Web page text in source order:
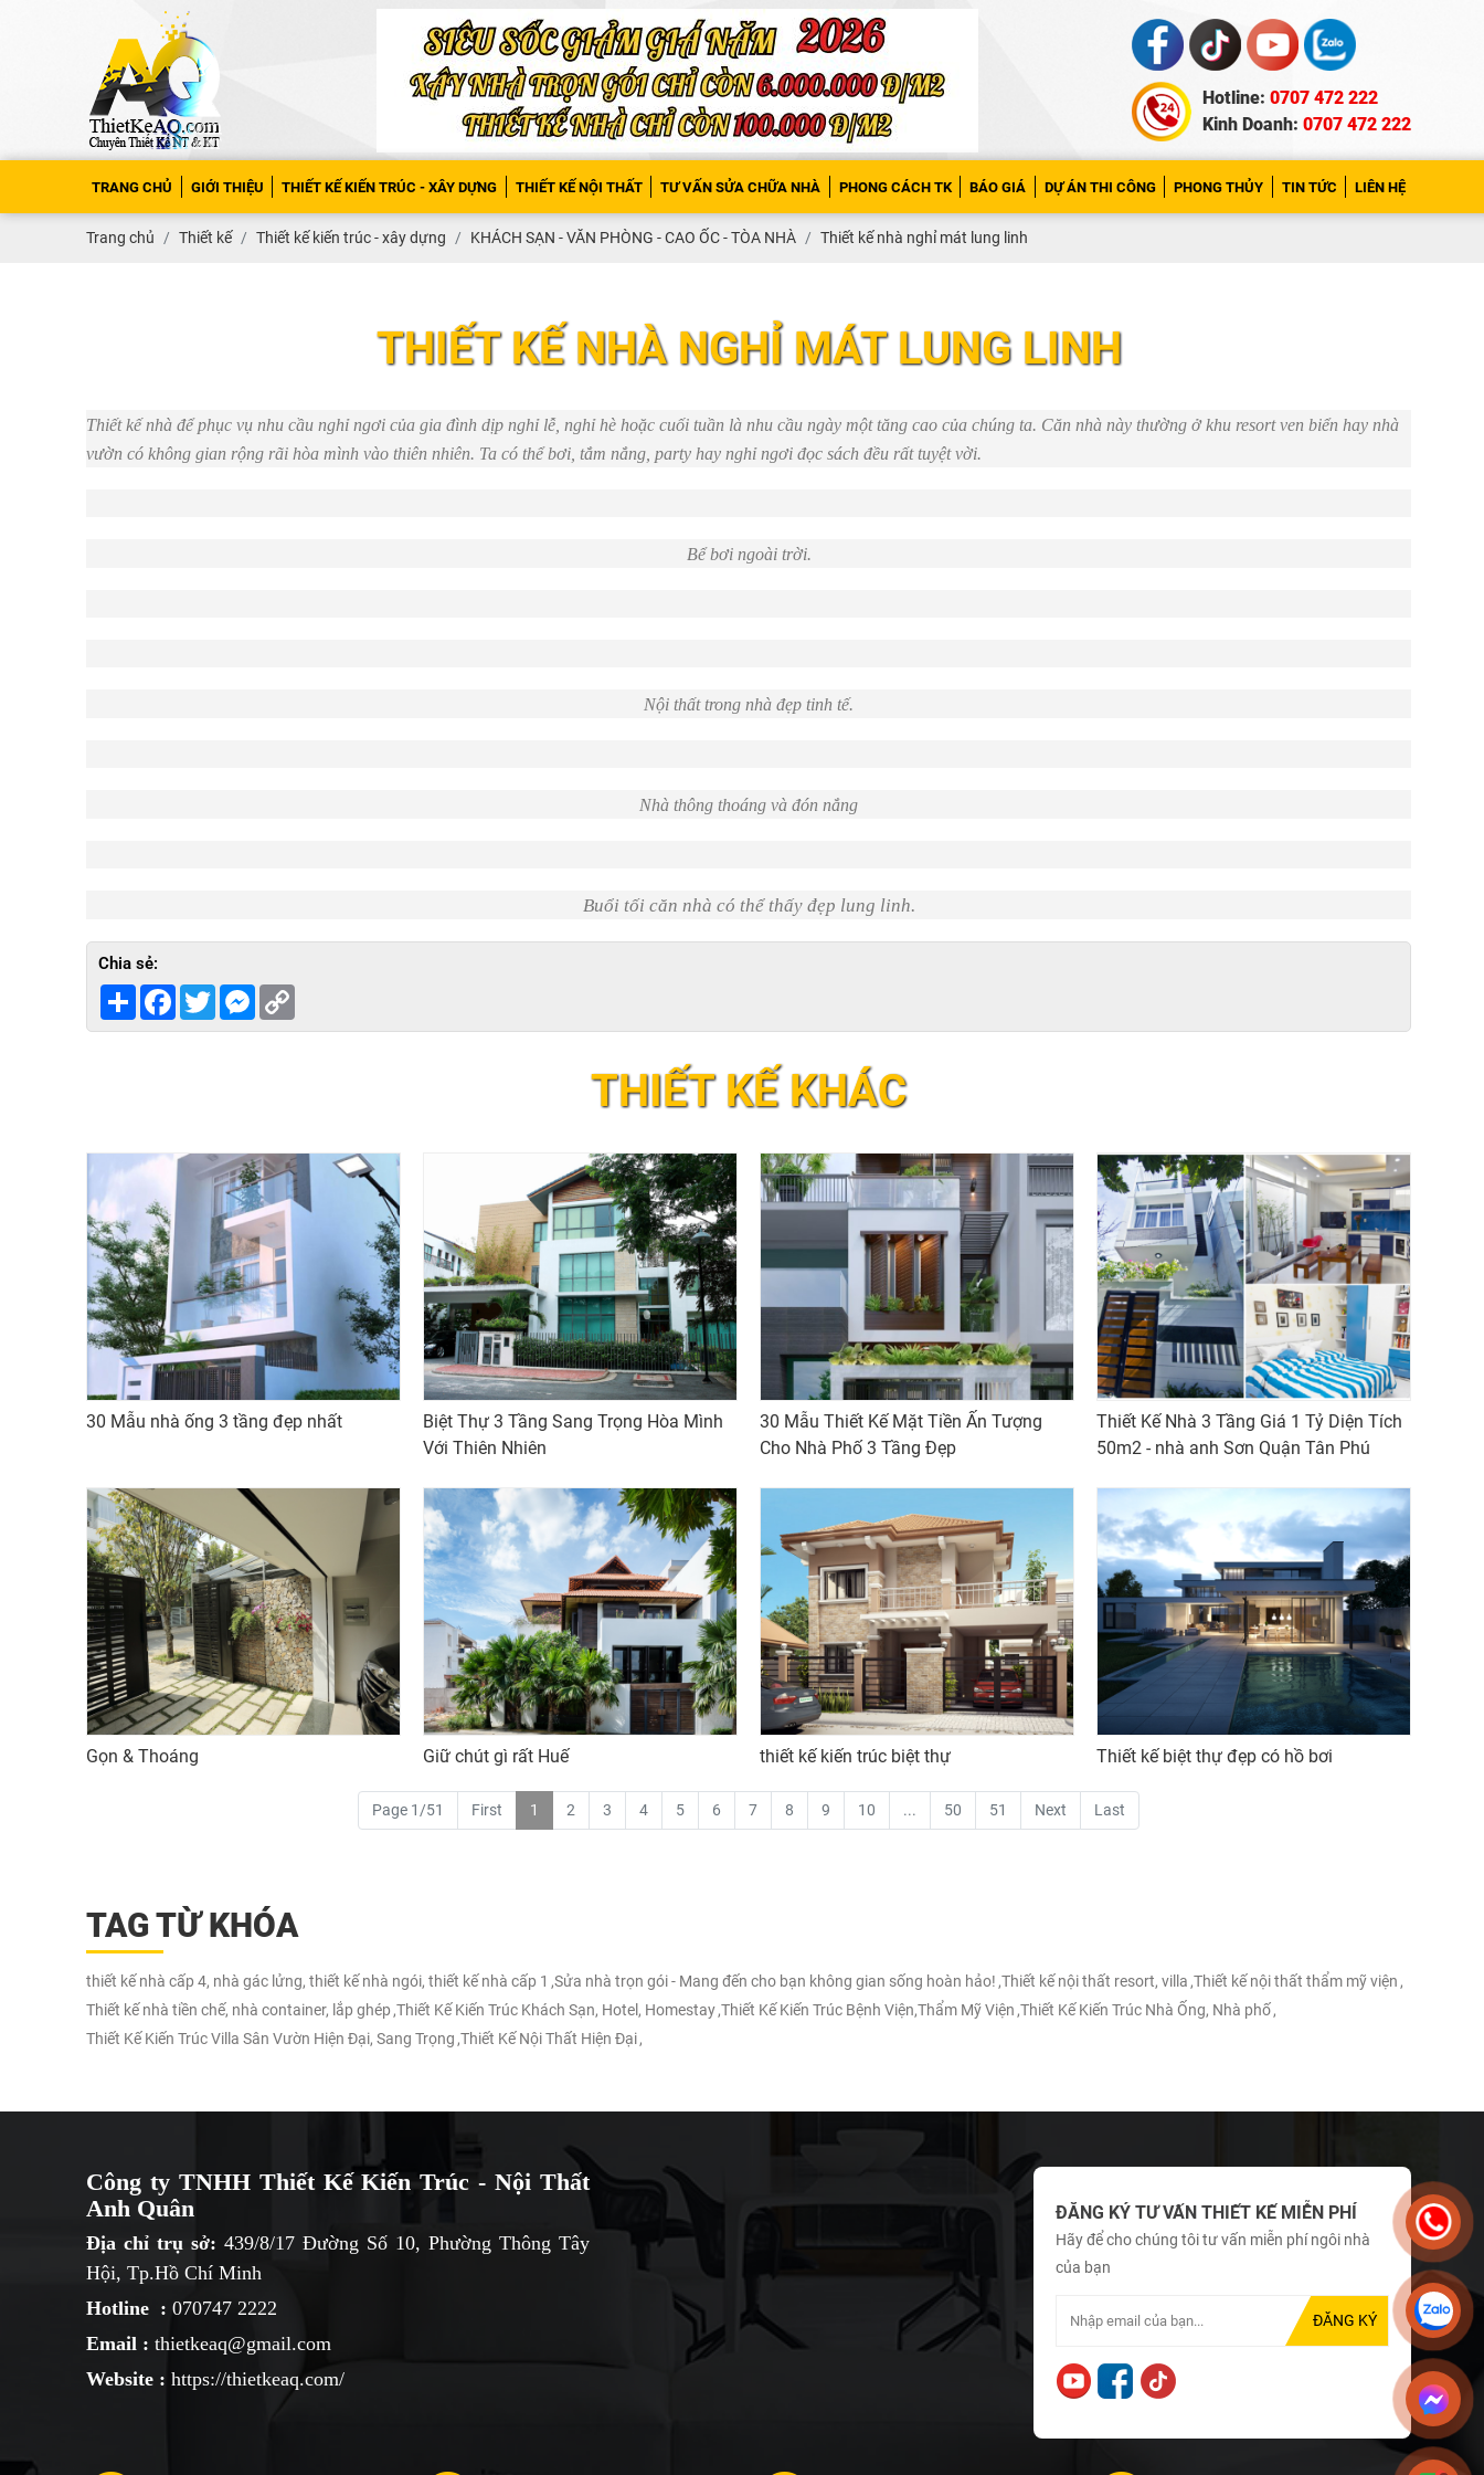
Hotline: 0707 472 222
Kinh Doanh: 0707 472 222
TRANG CHỦ GIỚI THIỆU THIẾT KẾ KIẾN TRÚC - XÂY DỰNG THIẾT KẾ NỘI THẤT TƯ VẤN SỬA CHỮA NHÀ PHONG CÁCH TK BÁO GIÁ DỰ ÁN THI CÔNG PHONG THỦY TIN TỨC LIÊN HỆ
Trang chủ Thiết kế Thiết kế kiến trúc - xây dựng KHÁCH SẠN - VĂN PHÒNG - CAO ỐC - TÒA NHÀ Thiết kế nhà nghỉ mát lung linh
THIẾT KẾ NHÀ NGHỈ MÁT LUNG LINH
Thiết kế nhà để phục vụ nhu cầu nghỉ ngơi của gia đình dịp nghỉ lễ, nghỉ hè hoặc cuối tuần là nhu cầu ngày một tăng cao của chúng ta. Căn nhà này thường ở khu resort ven biển hay nhà
vườn có không gian rộng rãi hòa mình vào thiên nhiên. Ta có thể bơi, tắm nắng, party hay nghỉ ngơi đọc sách đều rất tuyệt vời.
Bể bơi ngoài trời.
Nội thất trong nhà đẹp tinh tế.
Nhà thông thoáng và đón nắng
Buổi tối căn nhà có thể thấy đẹp lung linh.
Chia sẻ:
Share Facebook
TwitterMessenger
THIẾT KẾ KHÁC
30 Mẫu nhà ống 3 tầng đẹp nhất
Biệt Thự 3 Tầng Sang Trọng Hòa Mình
Với Thiên Nhiên
30 Mẫu Thiết Kế Mặt Tiền Ấn Tượng
Cho Nhà Phố 3 Tầng Đẹp
Thiết Kế Nhà 3 Tầng Giá 1 Tỷ Diện Tích
50m2 - nhà anh Sơn Quận Tân Phú
Gọn & Thoáng Giữ chút gì rất Huế thiết kế kiến trúc biệt thự Thiết kế biệt thự đẹp có hồ bơi
Page 1/51 First 1 2 3 4 5 6 7 8 9 10 ... 50 51 Next Last
TAG TỪ KHÓA
thiết kế nhà cấp 4, nhà gác lửng, thiết kế nhà ngói, thiết kế nhà cấp 1 ,Sửa nhà trọn gói - Mang đến cho bạn không gian sống hoàn hảo! ,Thiết kế nội thất resort, villa ,Thiết kế nội thất thẩm mỹ viện ,
Thiết kế nhà tiền chế, nhà container, lắp ghép ,Thiết Kế Kiến Trúc Khách Sạn, Hotel, Homestay,Thiết Kế Kiến Trúc Bệnh Viện,Thẩm Mỹ Viện ,Thiết Kế Kiến Trúc Nhà Ống, Nhà phố,
Thiết Kế Kiến Trúc Villa Sân Vườn Hiện Đại, Sang Trọng ,Thiết Kế Nội Thất Hiện Đại,
Công ty TNHH Thiết Kế Kiến Trúc - Nội Thất
Anh Quân
Địa chỉ trụ sở: 439/8/17 Đường Số 10, Phường Thông Tây
Hội, Tp.Hồ Chí Minh
Hotline : 070747 2222
Email : thietkeaq@gmail.com
Website : https://thietkeaq.com/
ĐĂNG KÝ TƯ VẤN THIẾT KẾ MIỄN PHÍ
Hãy để cho chúng tôi tư vấn miễn phí ngôi nhà
của bạn